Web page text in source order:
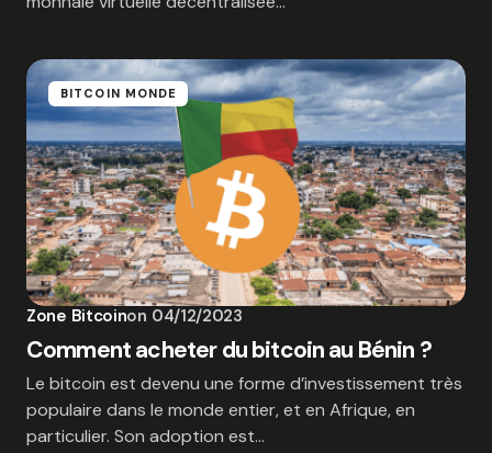
BITCOIN MONDE
Zone Bitcoinon 04/12/2023
Comment acheter du bitcoin au Bénin ?
Le bitcoin est devenu une forme d’investissement très
populaire dans le monde entier, et en Afrique, en
particulier. Son adoption est…